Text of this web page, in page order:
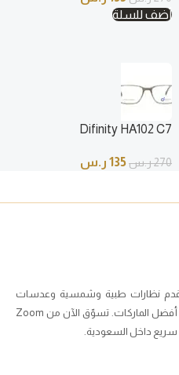
أضف للسلة
Difinity HA102 C7
270ر.س135 ر.س
نظارات طبية وشمسية وعدسات
لاصقة أصلية من أفضل الماركات. تسوّق الآن من Zoom